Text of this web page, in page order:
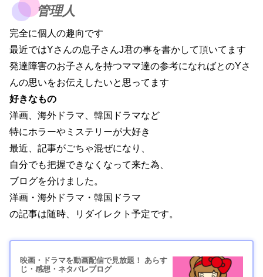
管理人
完全に個人の趣向です
最近ではYさんの息子さんJ君の事を書かして頂いてます
発達障害のお子さんを持つママ達の参考になればとのYさ
んの思いをお伝えしたいと思ってます
好きなもの
洋画、海外ドラマ、韓国ドラマなど
特にホラーやミステリーが大好き
最近、記事がごちゃ混ぜになり、
自分でも把握できなくなって来た為、
ブログを分けました。
洋画・海外ドラマ・韓国ドラマ
の記事は随時、リダイレクト予定です。
映画・ドラマを動画配信で見放題！ あらす
じ・感想・ネタバレブログ